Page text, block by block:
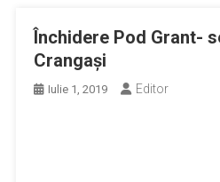
Închidere Pod Grant-
Crangaşi
Iulie 1, 2019 Editor